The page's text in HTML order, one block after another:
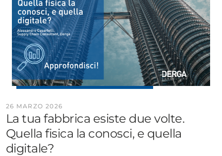
26 MARZO 2026
La tua fabbrica esiste due volte.
Quella fisica la conosci, e quella
digitale?